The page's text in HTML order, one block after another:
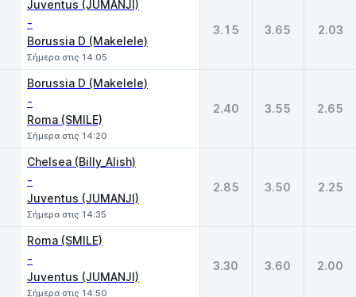
Juventus (JUMANJI)
-
Borussia D (Makelele)
Σήμερα στις 14:05
3.15 3.65 2.03
Borussia D (Makelele)
-
Roma (SMILE)
Σήμερα στις 14:20
2.40 3.55 2.65
Chelsea (Billy_Alish)
-
Juventus (JUMANJI)
Σήμερα στις 14:35
2.85 3.50 2.25
Roma (SMILE)
-
Juventus (JUMANJI)
Σήμερα στις 14:50
3.30 3.60 2.00